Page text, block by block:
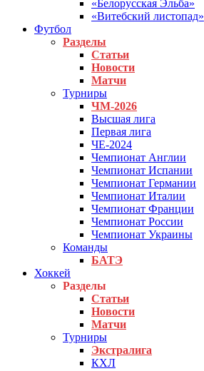
«Белорусская Эльба»
«Витебский листопад»
Футбол
Разделы
Статьи
Новости
Матчи
Турниры
ЧМ-2026
Высшая лига
Первая лига
ЧЕ-2024
Чемпионат Англии
Чемпионат Испании
Чемпионат Германии
Чемпионат Италии
Чемпионат Франции
Чемпионат России
Чемпионат Украины
Команды
БАТЭ
Хоккей
Разделы
Статьи
Новости
Матчи
Турниры
Экстралига
КХЛ